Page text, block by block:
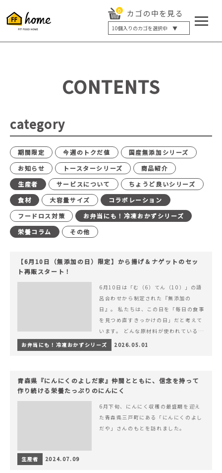
0 カゴの中を見る
10個入りのカゴを選択中 ▼
5個入り
20個入り
最大12%OFF
CONTENTS
category
期間限定 今週のトクだ値
国産無添加シリーズ
お知らせ
トースターシリーズ
商品紹介
生産者
サービスについて
ちょうど良いシリーズ
食材
大容量サイズ
コラボレーション
フードロス対策
お弁当にも！冷凍おかずシリーズ
栄養コラム
その他
【6月10日（無添加の日）限定】から揚げ＆ナゲットのセッ
ト再販スタート！
6月10日は「む（6）てん（10）」の語
呂合わせから制定された『無添加の
日』。 私たちは、この日を「毎日の食事
を見つめ直すきっかけの日」だと考えて
います。 どんな原材料が使われているの
か。 どのようにつくられているのか。&
hellip; 続きを読む 【6月10日（無添加
お弁当にも！冷凍おかずシリーズ 2026.05.01
青森県『にんにくのよしだ家』仲間とともに、信念を持って
作り続ける栄養たっぷりのにんにく
6月下旬、にんにく収穫の最盛期を迎え
た青森県三戸町にある「にんにくのよし
だや」さんのもとを訪れました。
生産者 2024.07.09